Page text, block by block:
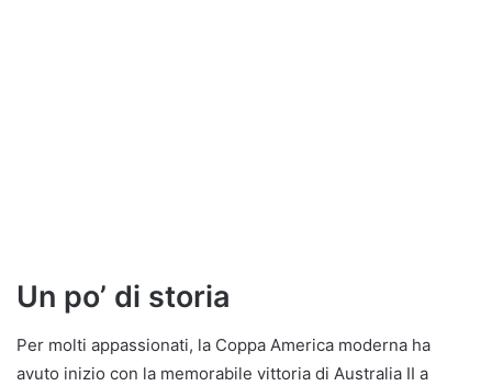
Un po’ di storia
Per molti appassionati, la Coppa America moderna ha
avuto inizio con la memorabile vittoria di Australia II a